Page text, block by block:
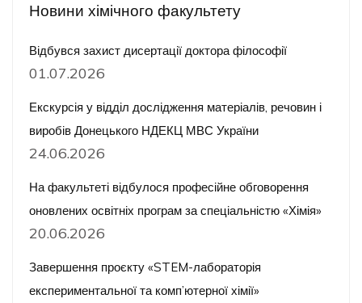
Новини хімічного факультету
Відбувся захист дисертації доктора філософії
01.07.2026
Екскурсія у відділ дослідження матеріалів, речовин і
виробів Донецького НДЕКЦ МВС України
24.06.2026
На факультеті відбулося професійне обговорення
оновлених освітніх програм за спеціальністю «Хімія»
20.06.2026
Завершення проєкту «STEM-лабораторія
експериментальної та комп’ютерної хімії»